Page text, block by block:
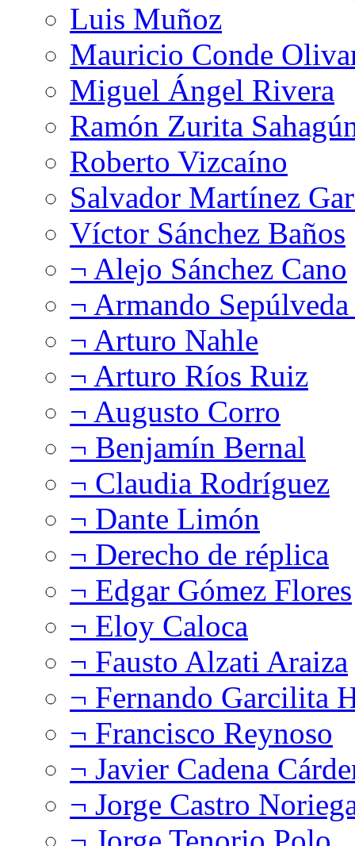
Luis Muñoz
Mauricio Conde
Miguel Ángel Rivera
Ramón Zurita
Roberto Vizcaíno
Salvador Martínez
Víctor Sánchez Baños
¬ Alejo Sánchez Cano
¬ Armando
¬ Arturo Nahle
¬ Arturo Ríos Ruiz
¬ Augusto Corro
¬ Benjamín Bernal
¬ Claudia Rodríguez
¬ Dante Limón
¬ Derecho de réplica
¬ Edgar Gómez Flores
¬ Eloy Caloca
¬ Fausto Alzati Araiza
¬ Fernando Garcilita
¬ Francisco Reynoso
¬ Javier Cadena
¬ Jorge Castro